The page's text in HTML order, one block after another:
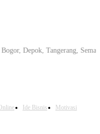
Tangerang, Semarang,
Ide Bisnis
Motivasi